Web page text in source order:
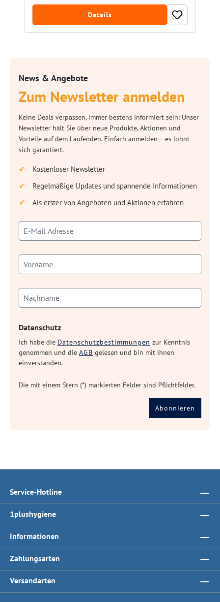
Details
News & Angebote
Zum Newsletter anmelden
Keine Deals verpassen, immer bestens informiert sein: Unser
Newsletter hält Sie über neue Produkte, Aktionen und
Vorteile auf dem Laufenden. Einfach anmelden – es lohnt
sich garantiert.
Kostenloser Newsletter
Regelmäßige Updates und spannende Informationen
Als erster von Angeboten und Aktionen erfahren
Datenschutz
Ich habe die Datenschutzbestimmungen zur Kenntnis
genommen und die AGB gelesen und bin mit ihnen
einverstanden.
Die mit einem Stern (*) markierten Felder sind Pflichtfelder.
Abonnieren
Service-Hotline
1plushygiene
Informationen
Zahlungsarten
Versandarten